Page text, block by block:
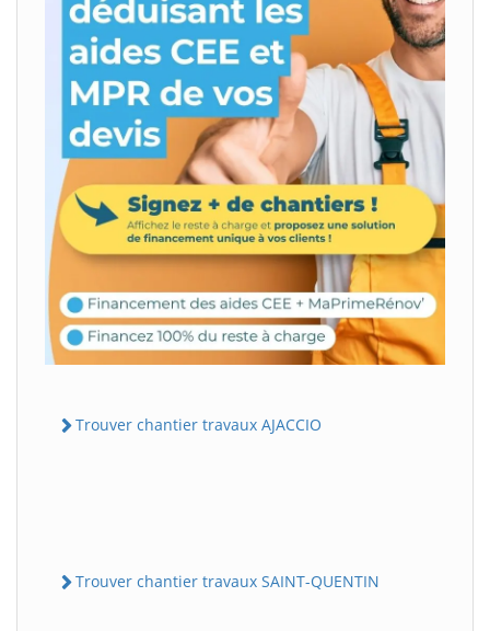
Trouver chantier travaux AJACCIO
Trouver chantier travaux SAINT-QUENTIN